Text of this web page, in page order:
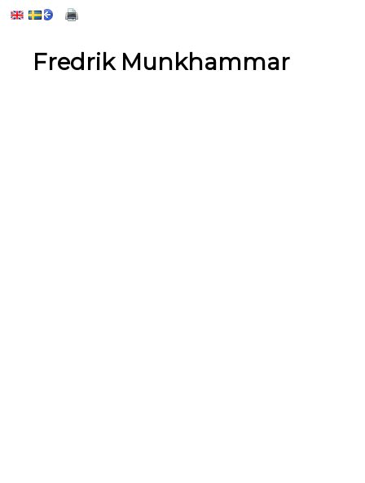
Fredrik Munkhammar